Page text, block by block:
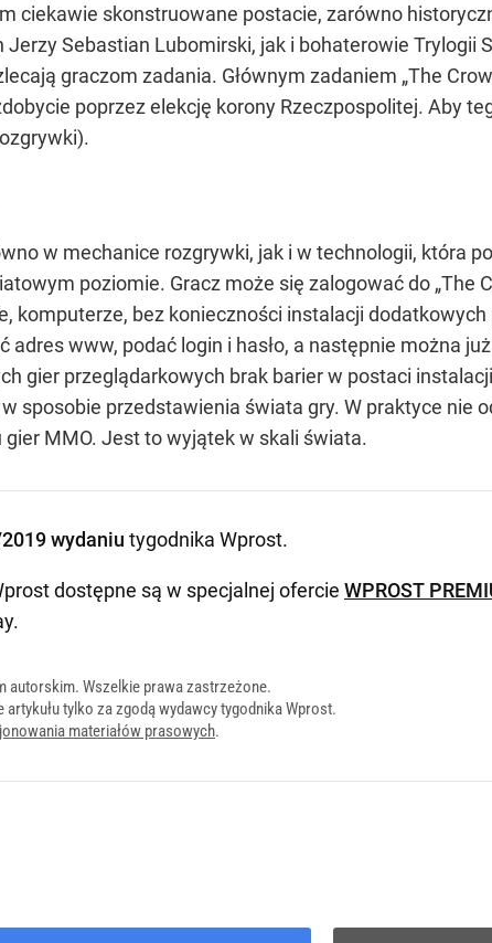
ciekawie skonstruowane postacie, zarówno
Sebastian Lubomirski, jak i bohaterowie Trylogii
graczom zadania. Głównym zadaniem „The
poprzez elekcję korony Rzeczpospolitej. Aby
w mechanice rozgrywki, jak i w technologii, która
poziomie. Gracz może się zalogować do „The
komputerze, bez konieczności instalacji
www, podać login i hasło, a następnie można
gier przeglądarkowych brak barier w postaci
sposobie przedstawienia świata gry. W praktyce nie
MMO. Jest to wyjątek w skali świata.
wydaniu tygodnika Wprost.
dostępne są w specjalnej ofercie WPROST
.
autorskim. Wszelkie prawa zastrzeżone.
tylko za zgodą wydawcy tygodnika Wprost.
materiałów prasowych.